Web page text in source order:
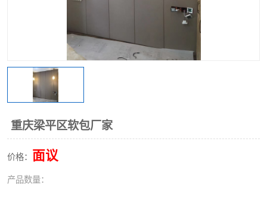
重庆梁平区软包厂家
价格： 面议
产品数量：